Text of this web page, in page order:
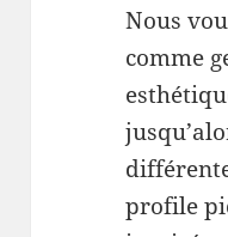
Nous
comme
profile